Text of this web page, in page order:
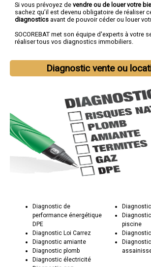
Si vous prévoyez de vendre ou de louer votre
sachez qu’il est devenu obligatoire de réaliser
diagnostics avant de pouvoir céder ou louer
SOCOREBAT met son équipe d'experts à votre
réaliser tous vos diagnostics immobiliers.
Diagnostic vente ou
Diagnostic de
performance énergétique
DPE
Diagnostic Loi Carrez
Diagnostic amiante
Diagnostic plomb
Diagnostic électricité
piscine
Diagnostic